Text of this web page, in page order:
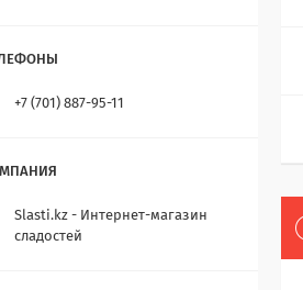
+7 (701) 887-95-11
Slasti.kz - Интернет-магазин
сладостей